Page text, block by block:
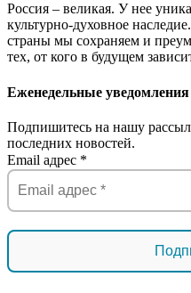
Россия – великая. У нее
культурно-духовное
страны мы сохраняем и
тех, от кого в будущем
Еженедельные
Подпишитесь на нашу
последних новостей.
Email адрес *